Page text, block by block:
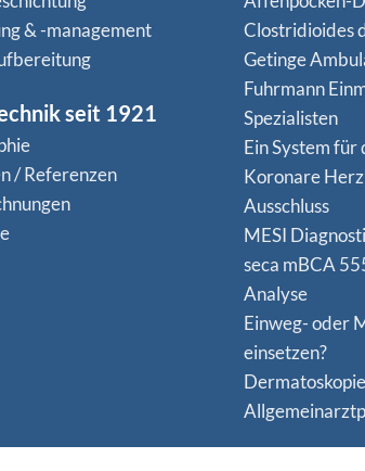
& -management
seit 1921
/ Referenzen
Clostridioides
Getinge
Fuhrmann
Spezialisten
Ein System
Koro­nare
Ausschluss
MESI
seca mBCA
Analyse
Einweg- oder
einsetzen?